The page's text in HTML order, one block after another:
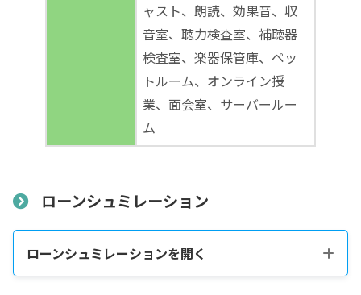
ャスト、朗読、効果音、収
音室、聴力検査室、補聴器
検査室、楽器保管庫、ペッ
トルーム、オンライン授
業、面会室、サーバールー
ム
ローンシュミレーション
ローンシュミレーションを開く